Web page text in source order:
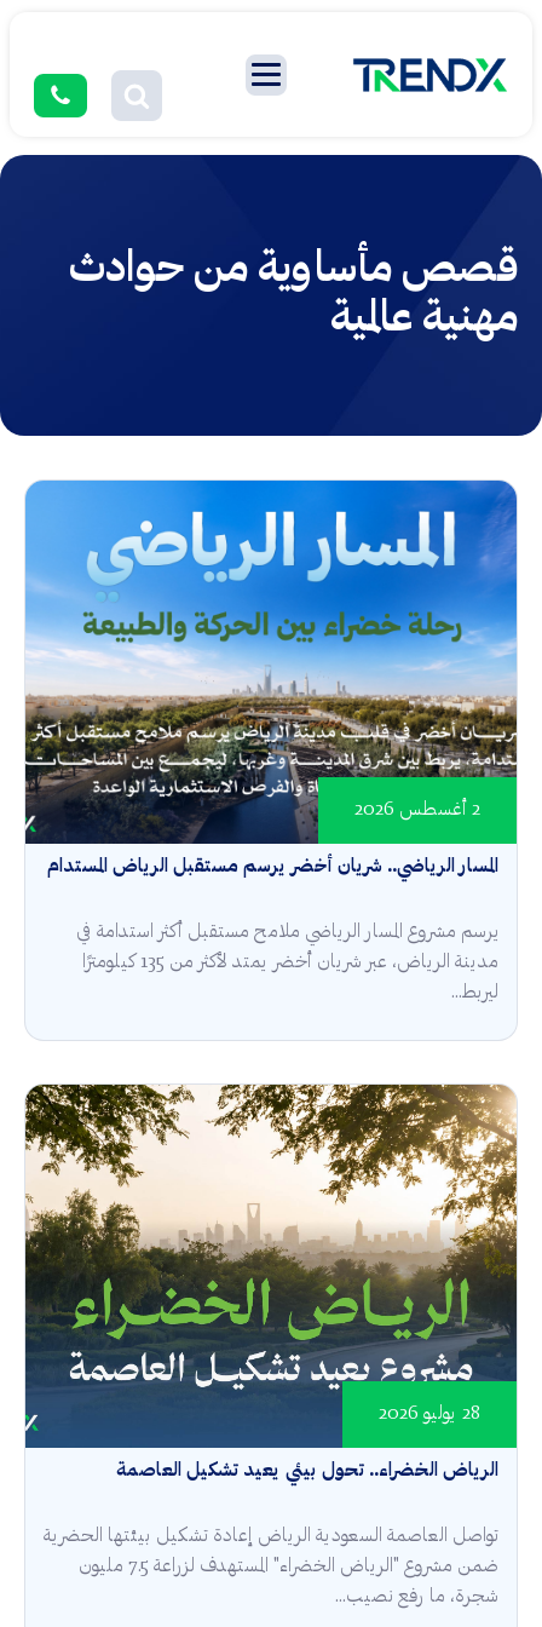
قصص مأساوية من حوادث
مهنية عالمية
المسار الرياضي.. شريان أخضر يرسم مستقبل الرياض المستدام
2 أغسطس 2026
يرسم مشروع المسار الرياضي ملامح مستقبل أكثر استدامة في
مدينة الرياض، عبر شريان أخضر يمتد لأكثر من 135 كيلومترًا
ليربط...
الرياض الخضراء.. تحول بيئي يعيد تشكيل العاصمة
28 يوليو 2026
تواصل العاصمة السعودية الرياض إعادة تشكيل بيئتها الحضرية
ضمن مشروع "الرياض الخضراء" المستهدف لزراعة 7.5 مليون
شجرة، ما رفع نصيب...